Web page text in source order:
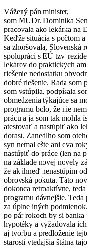
Vážený pán minister,
som MUDr. Dominika
pracovala ako lekárka na
Keďže situácia s počtom
sa zhoršovala, Slovenská
spolupráci s EÚ tzv.
lekárov do praktických
riešenie nedostatku
dobré riešenie. Rada som
som vstúpila, podpísala
obmedzenia týkajúce sa
programu bolo, že nie
prácu a ja som tak mohla
atestovať a nastúpiť ako
dorast. Zanedlho som
syn nemal ešte ani dva
nastúpiť do práce (len na
na základe novej novely
že ak ihneď nenastúpim
obrovská pokuta. Táto
dokonca retroaktívne,
programu dávnejšie.
za úplne iných
po pár rokoch by si banka
hypotéky a vyžadovala
aj tvorbu a predloženie
starosti vtedajšia štátna